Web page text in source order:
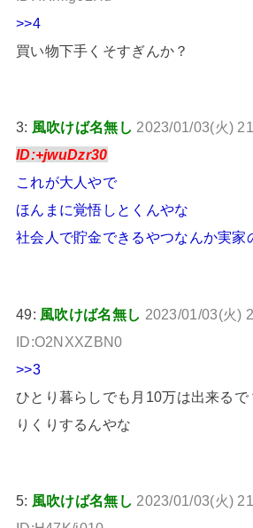
>>4
買い物下手くそすぎんか？
3: 風吹けば名無し 2023/01/03(火)
ID:+jwuDzr30
これが大人やで
ほんまに覚悟しとくんやな
社会人で貯金できるやつなんか実家
49: 風吹けば名無し 2023/01/03(火)
ID:O2NXXZBN0
>>3
ひとり暮らしでも月10万は出来る
りくりするんやな
5: 風吹けば名無し 2023/01/03(火)